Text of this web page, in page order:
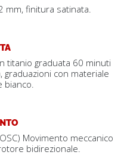
mm, finitura satinata.
titanio graduata 60 minuti
graduazioni con materiale
Movimento meccanico
bidirezionale.